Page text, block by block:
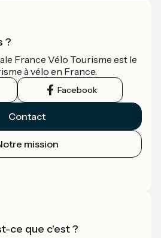
?
France Vélo Tourisme est le
à vélo en France.
Facebook
Contact
mission
ce que c'est ?